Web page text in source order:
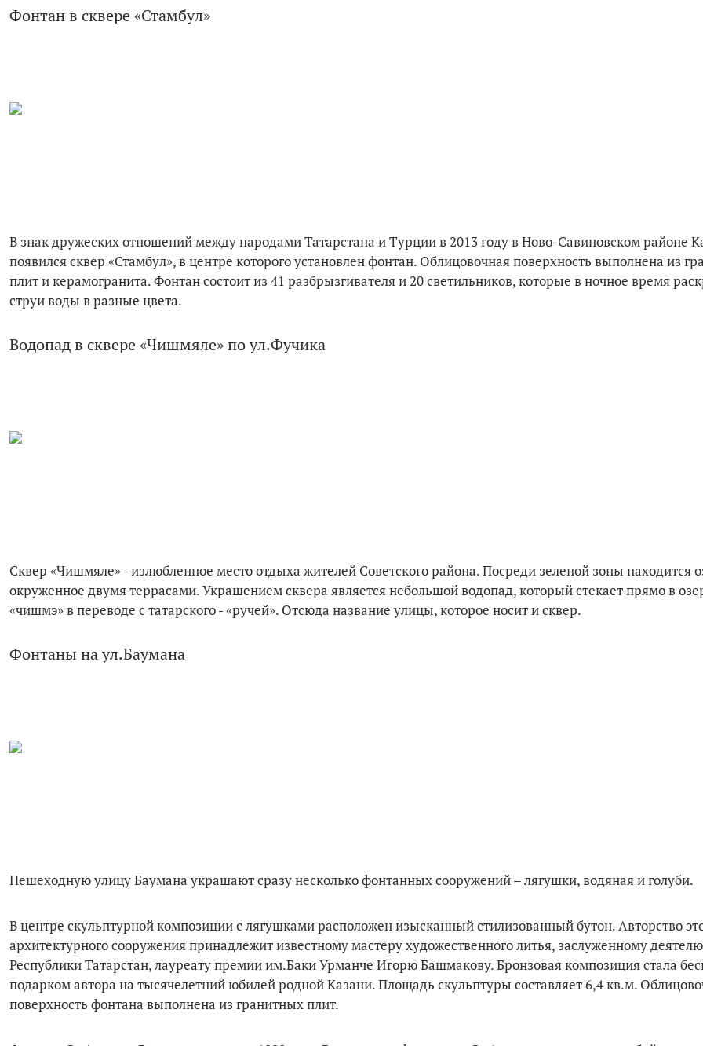
Фонтан в сквере «Стамбул»
В знак дружеских отношений между народами Татарстана и Турции в 2013 году в Ново-Савиновском районе
появился сквер «Стамбул», в центре которого установлен фонтан. Облицовочная поверхность выполнена из
плит и керамогранита. Фонтан состоит из 41 разбрызгивателя и 20 светильников, которые в ночное время
струи воды в разные цвета.
Водопад в сквере «Чишмяле» по ул.Фучика
Сквер «Чишмяле» - излюбленное место отдыха жителей Советского района. Посреди зеленой зоны находится
окруженное двумя террасами. Украшением сквера является небольшой водопад, который стекает прямо в
«чишмэ» в переводе с татарского - «ручей». Отсюда название улицы, которое носит и сквер.
Фонтаны на ул.Баумана
Пешеходную улицу Баумана украшают сразу несколько фонтанных сооружений – лягушки, водяная и голуби.
В центре скульптурной композиции с лягушками расположен изысканный стилизованный бутон. Авторство
архитектурного сооружения принадлежит известному мастеру художественного литья, заслуженному
Республики Татарстан, лауреату премии им.Баки Урманче Игорю Башмакову. Бронзовая композиция стала
подарком автора на тысячелетний юбилей родной Казани. Площадь скульптуры составляет 6,4 кв.м.
поверхность фонтана выполнена из гранитных плит.